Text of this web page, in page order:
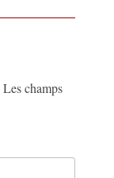
Les champs